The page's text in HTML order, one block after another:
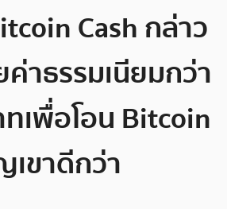
Cash กล่าว
ค่าธรรมเนียมกว่า
เพื่อโอน Bitcoin
เขาดีกว่า